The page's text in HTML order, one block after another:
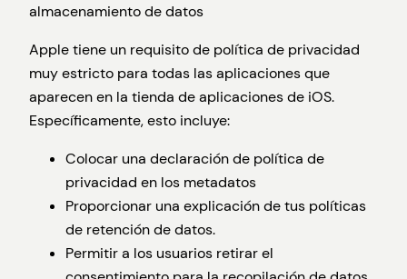
almacenamiento de datos
Apple tiene un requisito de política de privacidad
muy estricto para todas las aplicaciones que
aparecen en la tienda de aplicaciones de iOS.
Específicamente, esto incluye:
Colocar una declaración de política de
privacidad en los metadatos
Proporcionar una explicación de tus políticas
de retención de datos.
Permitir a los usuarios retirar el